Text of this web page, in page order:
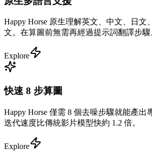
Happy Horse 原生理解英文、中文、日文
文。在算圖前無需再經過提示詞翻譯步驟
Explore
快速 8 步算圖
Happy Horse 僅需 8 個去噪步驟就能產出
迭代速度比傳統影片模型快約 1.2 倍。
Explore